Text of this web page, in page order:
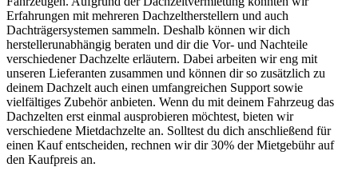
Erfahrungen mit mehreren Dachzeltherstellern und auch
Dachträgersystemen sammeln. Deshalb können wir dich
herstellerunabhängig beraten und dir die Vor- und Nachteile
verschiedener Dachzelte erläutern. Dabei arbeiten wir eng mit
unseren Lieferanten zusammen und können dir so zusätzlich zu
deinem Dachzelt auch einen umfangreichen Support sowie
vielfältiges Zubehör anbieten. Wenn du mit deinem Fahrzeug das
Dachzelten erst einmal ausprobieren möchtest, bieten wir
verschiedene Mietdachzelte an. Solltest du dich anschließend für
einen Kauf entscheiden, rechnen wir dir 30% der Mietgebühr auf
den Kaufpreis an.